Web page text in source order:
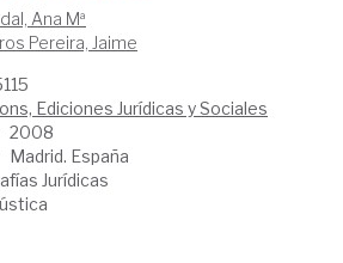
Ana Mª
Pereira, Jaime
Ediciones Jurídicas y Sociales
2008
Madrid. España
Jurídicas